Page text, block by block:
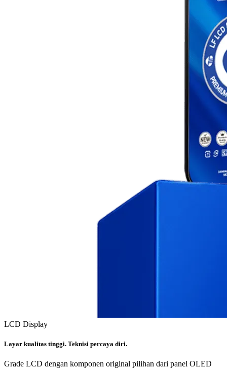
LCD Display
Layar kualitas tinggi. Teknisi percaya diri.
Grade LCD dengan komponen original pilihan dari panel OLED